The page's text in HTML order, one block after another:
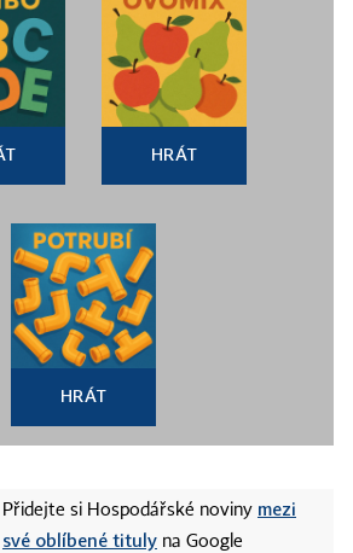
HRÁT
HRÁT
Přidejte si Hospodářské noviny mezi
své oblíbené tituly na Google